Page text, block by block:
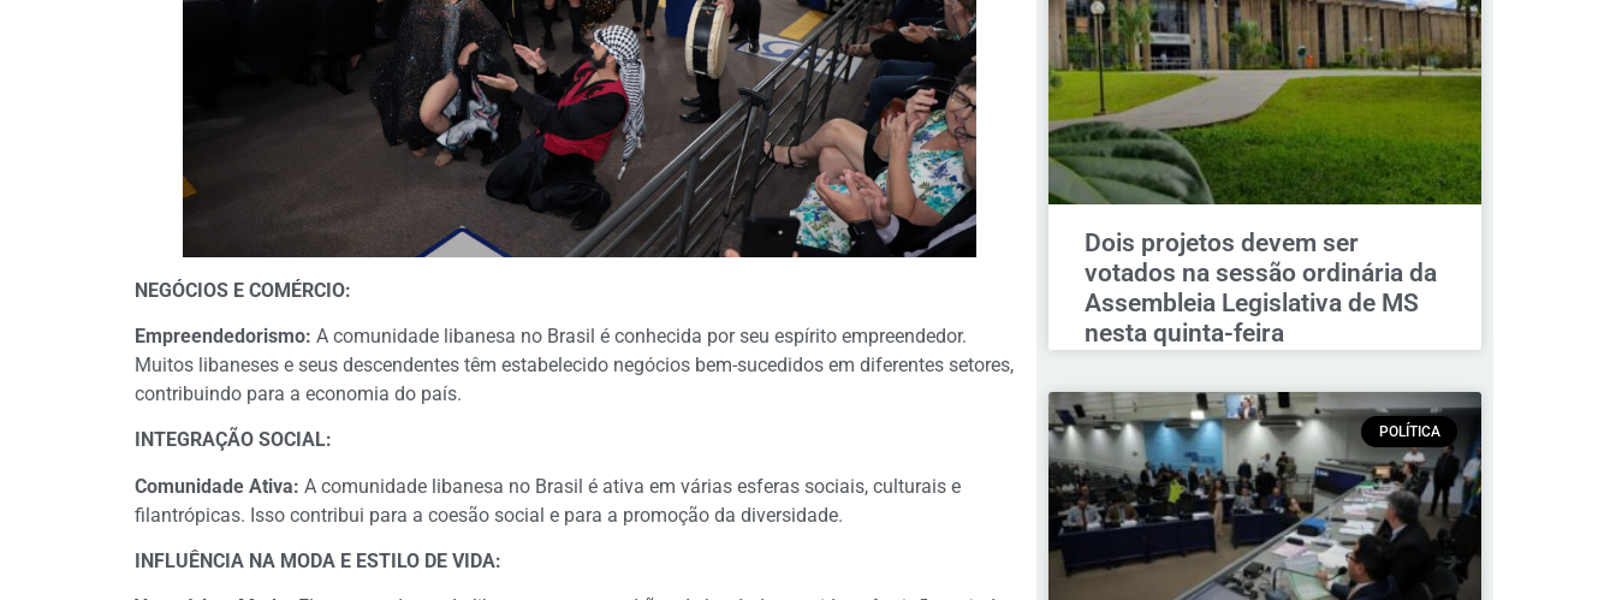
NEGÓCIOS E COMÉRCIO:
Empreendedorismo: A comunidade libanesa no Brasil é conhecida por seu espírito empreendedor.
Muitos libaneses e seus descendentes têm estabelecido negócios bem-sucedidos em diferentes setores,
contribuindo para a economia do país.
INTEGRAÇÃO SOCIAL:
Comunidade Ativa: A comunidade libanesa no Brasil é ativa em várias esferas sociais, culturais e
filantrópicas. Isso contribui para a coesão social e para a promoção da diversidade.
INFLUÊNCIA NA MODA E ESTILO DE VIDA:
Dois projetos devem ser
votados na sessão ordinária da
Assembleia Legislativa de MS
nesta quinta-feira
POLÍTICA